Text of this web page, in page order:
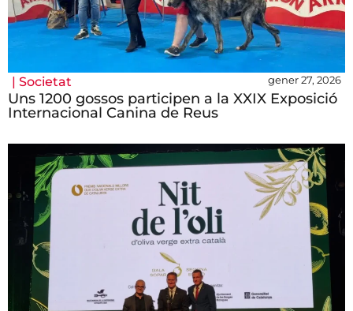
| Societat gener 27, 2026
Uns 1200 gossos participen a la XXIX Exposició
Internacional Canina de Reus